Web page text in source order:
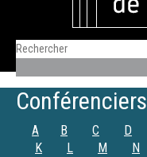
Conférenciers
A B C D
K
L M N